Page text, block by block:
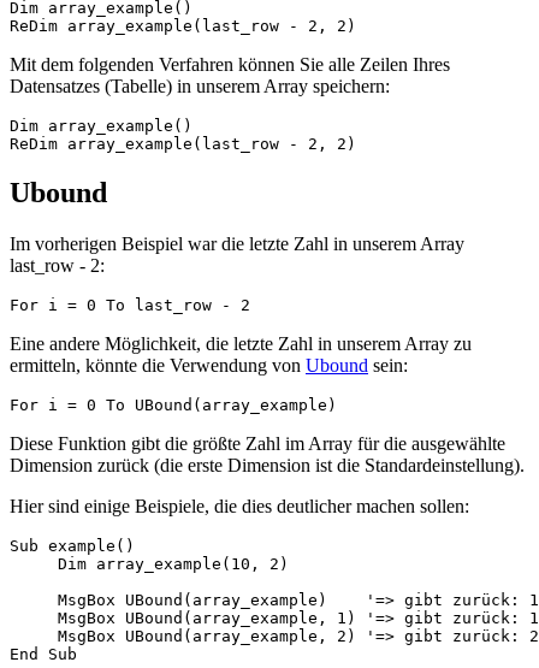
Dim array_example()
Mit dem folgenden Verfahren können Sie alle Zeilen Ihres
Datensatzes (Tabelle) in unserem Array speichern:
Dim array_example()
Ubound
Im vorherigen Beispiel war die letzte Zahl in unserem Array
last_row - 2:
Eine andere Möglichkeit, die letzte Zahl in unserem Array zu
ermitteln, könnte die Verwendung von Ubound sein:
Diese Funktion gibt die größte Zahl im Array für die ausgewählte
Dimension zurück (die erste Dimension ist die Standardeinstellung).
Hier sind einige Beispiele, die dies deutlicher machen sollen:
Sub example()
     Dim array_example(10, 2)
MsgBox UBound(array_example)    '=> gibt zurück:
MsgBox UBound(array_example, 1) '=> gibt zurück:
     MsgBox UBound(array_example, 2) '=> gibt zurück: 2